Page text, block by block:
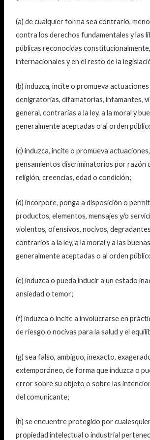
(a) de cualquier forma sea contrario,
contra los derechos fundamentales y las
públicas reconocidas
internacionales y en el resto de la
(b) induzca, incite o promueva
denigratorias, difamatorias, infamantes,
general, contrarias a la ley, a la moral y
generalmente aceptadas o al orden
(c) induzca, incite o promueva
pensamientos discriminatorios por razón
religión, creencias, edad o condición;
(d) incorpore, ponga a disposición o
productos, elementos, mensajes y/o
violentos, ofensivos, nocivos,
contrarios a la ley, a la moral y a las
generalmente aceptadas o al orden
(e) induzca o pueda inducir a un estado
ansiedad o temor;
(f) induzca o incite a involucrarse en
de riesgo o nocivas para la salud y el
(g) sea falso, ambiguo, inexacto,
extemporáneo, de forma que induzca o
error sobre su objeto o sobre las
del comunicante;
(h) se encuentre protegido por
propiedad intelectual o industrial